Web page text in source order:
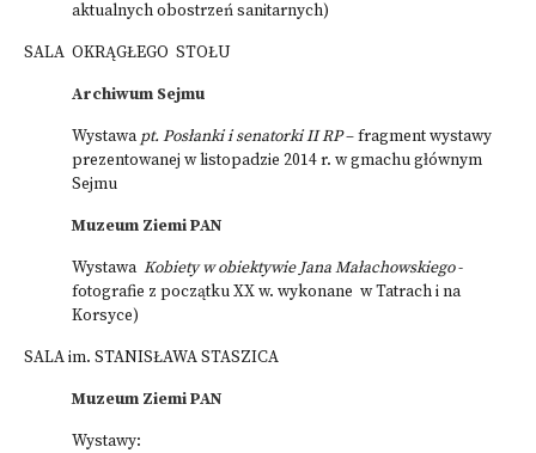
aktualnych obostrzeń sanitarnych)
SALA OKRĄGŁEGO STOŁU
Archiwum Sejmu
Wystawa pt. Posłanki i senatorki II RP– fragment wystawy
prezentowanej w listopadzie 2014 r. w gmachu głównym
Sejmu
Muzeum Ziemi PAN
Wystawa Kobiety w obiektywie Jana Małachowskiego-
fotografie z początku XX w. wykonane w Tatrach i na
Korsyce)
SALA im. STANISŁAWA STASZICA
Muzeum Ziemi PAN
Wystawy: